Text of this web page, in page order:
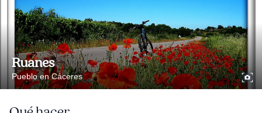
Ruanes
Pueblo en Cáceres